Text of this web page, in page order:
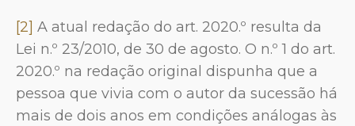
[2] A atual redação do art. 2020.º resulta da
Lei n.º 23/2010, de 30 de agosto. O n.º 1 do art.
2020.º na redação original dispunha que a
pessoa que vivia com o autor da sucessão há
mais de dois anos em condições análogas às